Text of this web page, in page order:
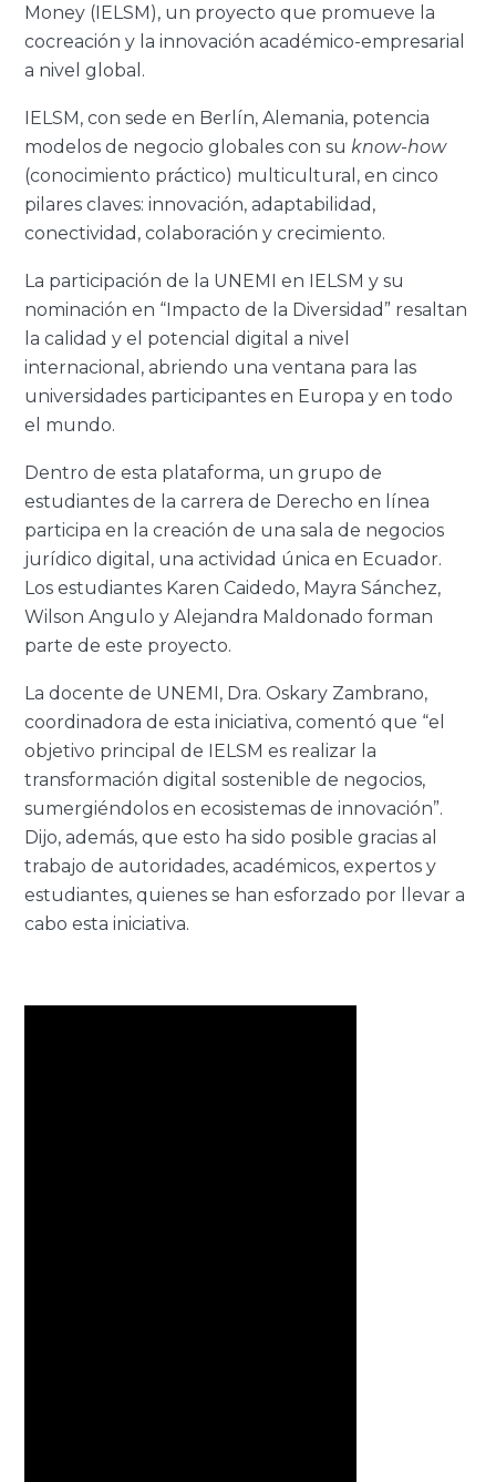
Money (IELSM), un proyecto que promueve la
cocreación y la innovación académico-empresarial
a nivel global.
IELSM, con sede en Berlín, Alemania, potencia
modelos de negocio globales con su know-how
(conocimiento práctico) multicultural, en cinco
pilares claves: innovación, adaptabilidad,
conectividad, colaboración y crecimiento.
La participación de la UNEMI en IELSM y su
nominación en “Impacto de la Diversidad” resaltan
la calidad y el potencial digital a nivel
internacional, abriendo una ventana para las
universidades participantes en Europa y en todo
el mundo.
Dentro de esta plataforma, un grupo de
estudiantes de la carrera de Derecho en línea
participa en la creación de una sala de negocios
jurídico digital, una actividad única en Ecuador.
Los estudiantes Karen Caidedo, Mayra Sánchez,
Wilson Angulo y Alejandra Maldonado forman
parte de este proyecto.
La docente de UNEMI, Dra. Oskary Zambrano,
coordinadora de esta iniciativa, comentó que “el
objetivo principal de IELSM es realizar la
transformación digital sostenible de negocios,
sumergiéndolos en ecosistemas de innovación”.
Dijo, además, que esto ha sido posible gracias al
trabajo de autoridades, académicos, expertos y
estudiantes, quienes se han esforzado por llevar a
cabo esta iniciativa.